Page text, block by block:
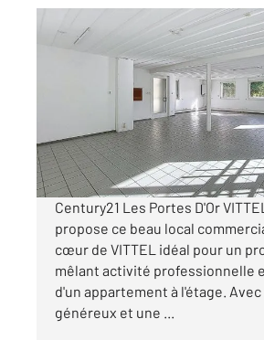
VITTEL 88
116 m
, 2 pièces
Maison à vendre
144 000 €
Visiter le site dédié
Century21 Les Portes D'Or
propose ce beau local
cœur de VITTEL idéal pour un
mêlant activité professionnelle
d'un appartement à l'étage.
généreux et une ...